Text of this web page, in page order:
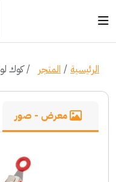
الرئيسية المتجر كوك
معرض - صور